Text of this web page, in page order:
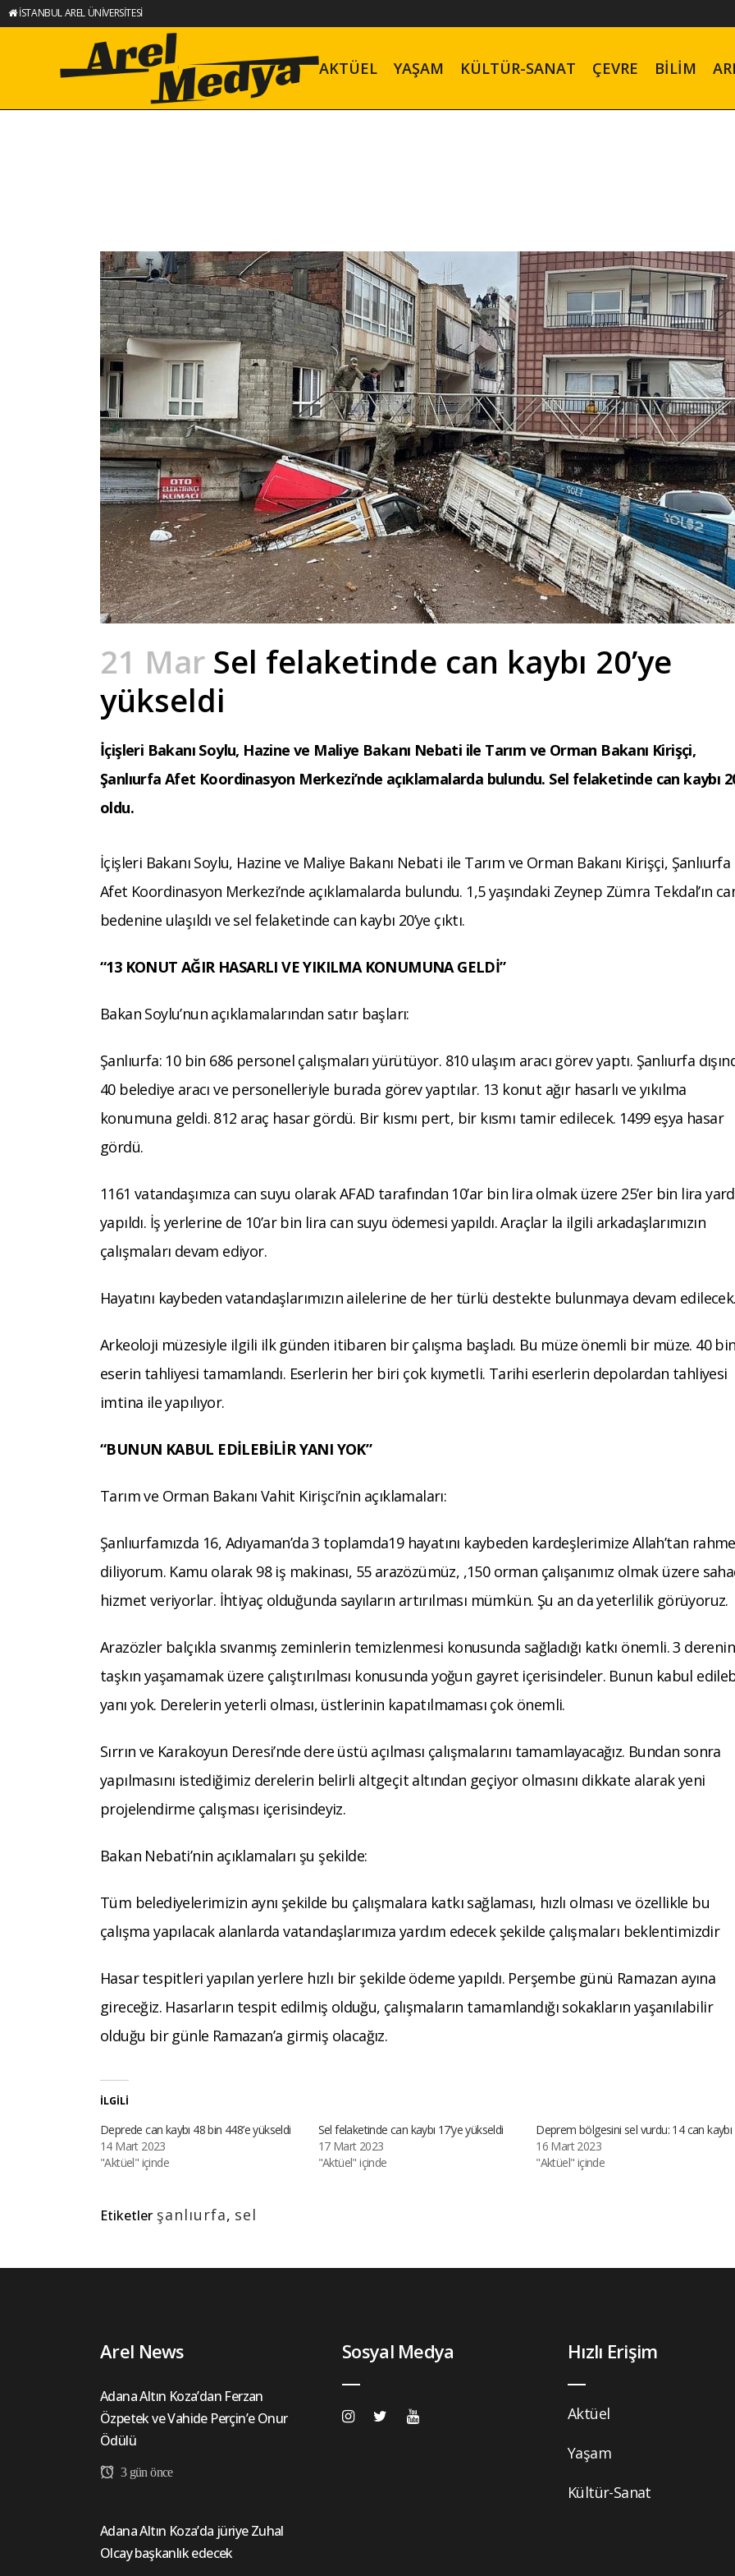
İSTANBUL AREL ÜNİVERSİTESİ
AKTÜEL YAŞAM KÜLTÜR-SANAT ÇEVRE BILIM
21 Mar Sel felaketinde can kaybı 20’ye
yükseldi
İçişleri Bakanı Soylu, Hazine ve Maliye Bakanı Nebati ile Tarım ve Orman Bakanı Kirişçi,
Şanlıurfa Afet Koordinasyon Merkezi’nde açıklamalarda bulundu. Sel felaketinde can kaybı
oldu.
İçişleri Bakanı Soylu, Hazine ve Maliye Bakanı Nebati ile Tarım ve Orman Bakanı Kirişçi, Şanlıurfa
Afet Koordinasyon Merkezi’nde açıklamalarda bulundu. 1,5 yaşındaki Zeynep Zümra Tekdal’ın
bedenine ulaşıldı ve sel felaketinde can kaybı 20’ye çıktı.
“13 KONUT AĞIR HASARLI VE YIKILMA KONUMUNA GELDİ”
Bakan Soylu’nun açıklamalarından satır başları:
Şanlıurfa: 10 bin 686 personel çalışmaları yürütüyor. 810 ulaşım aracı görev yaptı. Şanlıurfa
40 belediye aracı ve personelleriyle burada görev yaptılar. 13 konut ağır hasarlı ve yıkılma
konumuna geldi. 812 araç hasar gördü. Bir kısmı pert, bir kısmı tamir edilecek. 1499 eşya hasar
gördü.
1161 vatandaşımıza can suyu olarak AFAD tarafından 10’ar bin lira olmak üzere 25’er bin lira
yapıldı. İş yerlerine de 10’ar bin lira can suyu ödemesi yapıldı. Araçlar la ilgili arkadaşlarımızın
çalışmaları devam ediyor.
Hayatını kaybeden vatandaşlarımızın ailelerine de her türlü destekte bulunmaya devam edilecek.
Arkeoloji müzesiyle ilgili ilk günden itibaren bir çalışma başladı. Bu müze önemli bir müze. 40 bin
eserin tahliyesi tamamlandı. Eserlerin her biri çok kıymetli. Tarihi eserlerin depolardan tahliyesi
imtina ile yapılıyor.
“BUNUN KABUL EDİLEBİLİR YANI YOK”
Tarım ve Orman Bakanı Vahit Kirişci’nin açıklamaları:
Şanlıurfamızda 16, Adıyaman’da 3 toplamda19 hayatını kaybeden kardeşlerimize Allah’tan
diliyorum. Kamu olarak 98 iş makinası, 55 arazözümüz, ,150 orman çalışanımız olmak üzere
hizmet veriyorlar. İhtiyaç olduğunda sayıların artırılması mümkün. Şu an da yeterlilik görüyoruz.
Arazözler balçıkla sıvanmış zeminlerin temizlenmesi konusunda sağladığı katkı önemli. 3 derenin
taşkın yaşamamak üzere çalıştırılması konusunda yoğun gayret içerisindeler. Bunun kabul
yanı yok. Derelerin yeterli olması, üstlerinin kapatılmaması çok önemli.
Sırrın ve Karakoyun Deresi’nde dere üstü açılması çalışmalarını tamamlayacağız. Bundan sonra
yapılmasını istediğimiz derelerin belirli altgeçit altından geçiyor olmasını dikkate alarak yeni
projelendirme çalışması içerisindeyiz.
Bakan Nebati’nin açıklamaları şu şekilde:
Tüm belediyelerimizin aynı şekilde bu çalışmalara katkı sağlaması, hızlı olması ve özellikle bu
çalışma yapılacak alanlarda vatandaşlarımıza yardım edecek şekilde çalışmaları beklentimizdir
Hasar tespitleri yapılan yerlere hızlı bir şekilde ödeme yapıldı. Perşembe günü Ramazan ayına
gireceğiz. Hasarların tespit edilmiş olduğu, çalışmaların tamamlandığı sokakların yaşanılabilir
olduğu bir günle Ramazan’a girmiş olacağız.
İLGILI
Deprede can kaybı 48 bin 448’e yükseldi
14 Mart 2023
"Aktüel" içinde
Sel felaketinde can kaybı 17’ye yükseldi
17 Mart 2023
"Aktüel" içinde
Deprem bölgesini sel vurdu: 14 can kaybı
16 Mart 2023
"Aktüel" içinde
Etiketler şanlıurfa, sel
Arel News
Adana Altın Koza’dan Ferzan
Özpetek ve Vahide Perçin’e Onur
Ödülü
3 gün önce
Adana Altın Koza’da jüriye Zuhal
Olcay başkanlık edecek
Sosyal Medya Hızlı Erişim
Aktüel
Yaşam
Kültür-Sanat